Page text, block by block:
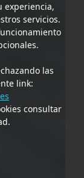
experiencia,
servicios.
las
link:
consultar